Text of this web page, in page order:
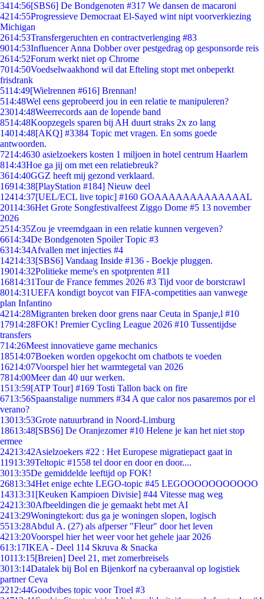
3414:56[SBS6] De Bondgenoten #317 We dansen de macaroni
4214:55Progressieve Democraat El-Sayed wint nipt voorverkiezing
Michigan
2614:53Transfergeruchten en contractverlenging #83
9014:53Influencer Anna Dobber over pestgedrag op gesponsorde reis
2614:52Forum werkt niet op Chrome
7014:50Voedselwaakhond wil dat Efteling stopt met onbeperkt
frisdrank
5114:49[Wielrennen #616] Brennan!
514:48Wel eens geprobeerd jou in een relatie te manipuleren?
23014:48Weerrecords aan de lopende band
8514:48Koopzegels sparen bij AH duurt straks 2x zo lang
14014:48[AKQ] #3384 Topic met vragen. En soms goede
antwoorden.
7214:4630 asielzoekers kosten 1 miljoen in hotel centrum Haarlem
814:43Hoe ga jij om met een relatiebreuk?
3614:40GGZ heeft mij gezond verklaard.
16914:38[PlayStation #184] Nieuw deel
12414:37[UEL/ECL live topic] #160 GOAAAAAAAAAAAAAL
20114:36Het Grote Songfestivalfeest Ziggo Dome #5 13 november
2026
2514:35Zou je vreemdgaan in een relatie kunnen vergeven?
6614:34De Bondgenoten Spoiler Topic #3
6314:34Afvallen met injecties #4
14214:33[SBS6] Vandaag Inside #136 - Boekje pluggen.
19014:32Politieke meme's en spotprenten #11
16814:31Tour de France femmes 2026 #3 Tijd voor de borstcrawl
8014:31UEFA kondigt boycot van FIFA-competities aan vanwege
plan Infantino
4214:28Migranten breken door grens naar Ceuta in Spanje,l #10
17914:28FOK! Premier Cycling League 2026 #10 Tussentijdse
transfers
714:26Meest innovatieve game mechanics
18514:07Boeken worden opgekocht om chatbots te voeden
16214:07Voorspel hier het warmtegetal van 2026
7814:00Meer dan 40 uur werken.
1513:59[ATP Tour] #169 Tosti Tallon back on fire
6713:56Spaanstalige nummers #34 A que calor nos pasaremos por el
verano?
13013:53Grote natuurbrand in Noord-Limburg
18613:48[SBS6] De Oranjezomer #10 Helene je kan het niet stop
ermee
24213:42Asielzoekers #22 : Het Europese migratiepact gaat in
11913:39Teltopic #1558 tel door en door en door....
3013:35De gemiddelde leeftijd op FOK!
26813:34Het enige echte LEGO-topic #45 LEGOOOOOOOOOOO
14313:31 [Keuken Kampioen Divisie] #44 Vitesse mag weg
24213:30Afbeeldingen die je gemaakt hebt met AI
2413:29Woningtekort: dus ga je woningen slopen, logisch
5513:28Abdul A. (27) als afperser "Fleur" door het leven
4213:20Voorspel hier het weer voor het gehele jaar 2026
613:17IKEA - Deel 114 Skruva & Snacka
10113:15[Breien] Deel 21, met zomerbreisels
3013:14Datalek bij Bol en Bijenkorf na cyberaanval op logistiek
partner Ceva
2212:44Goodvibes topic voor Troel #3